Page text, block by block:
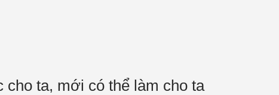
ta, mới có thể làm cho ta